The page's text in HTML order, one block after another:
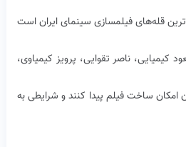
قله‌های فیلمسازی سینمای ایران است
ناصر تقوایی، پرویز کیمیاوی،
امکان ساخت فیلم پیدا کنند و شرایطی به